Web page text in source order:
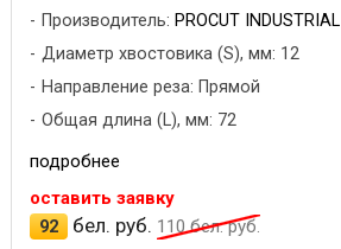
Производитель: PROCUT INDUSTRIAL
Диаметр хвостовика (S), мм: 12
Направление реза: Прямой
Общая длина (L), мм: 72
подробнее
оставить заявку
92
бел. руб. 110бел. руб.